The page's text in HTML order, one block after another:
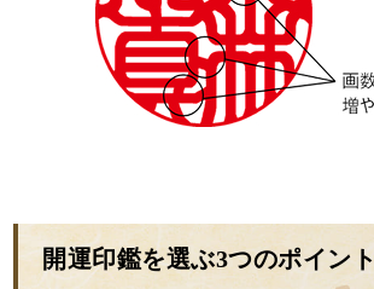
開運印鑑を選ぶ3つのポイント